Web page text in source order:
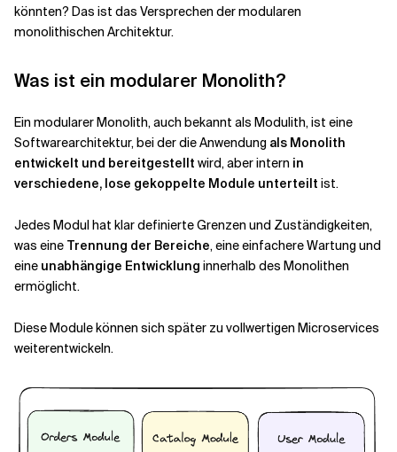
könnten? Das ist das Versprechen der modularen
monolithischen Architektur.
Was ist ein modularer Monolith?
Ein modularer Monolith, auch bekannt als Modulith, ist eine
Softwarearchitektur, bei der die Anwendung als Monolith
entwickelt und bereitgestellt wird, aber intern in
verschiedene, lose gekoppelte Module unterteilt ist.
Jedes Modul hat klar definierte Grenzen und Zuständigkeiten,
was eine Trennung der Bereiche, eine einfachere Wartung und
eine unabhängige Entwicklung innerhalb des Monolithen
ermöglicht.
Diese Module können sich später zu vollwertigen Microservices
weiterentwickeln.